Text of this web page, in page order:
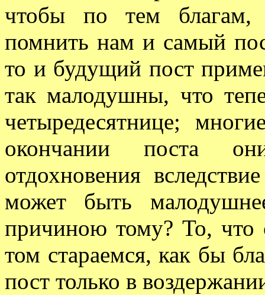
чтобы по тем благам,
помнить нам и самый
то и будущий пост
так малодушны, что
четыредесятнице;
окончании поста
отдохновения
может быть
причиною тому? То, что
том стараемся, как бы
пост только в